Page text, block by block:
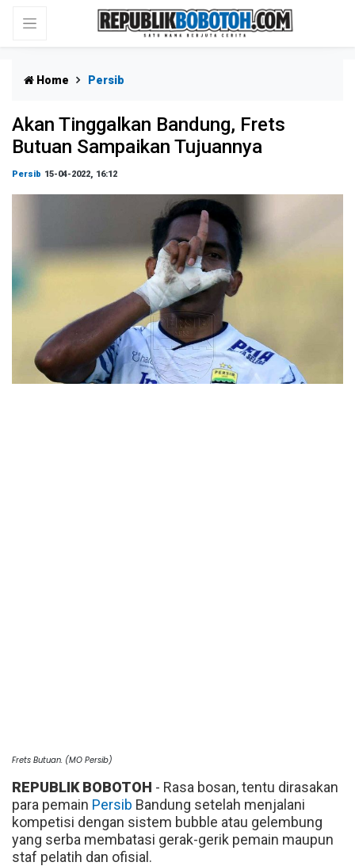
Home Persib
Akan Tinggalkan Bandung, Frets
Butuan Sampaikan Tujuannya
Persib 15-04-2022, 16:12
Frets Butuan. (MO Persib)
REPUBLIK BOBOTOH - Rasa bosan, tentu dirasakan
para pemain Persib Bandung setelah menjalani
kompetisi dengan sistem bubble atau gelembung
yang serba membatasi gerak-gerik pemain maupun
staf pelatih dan ofisial.